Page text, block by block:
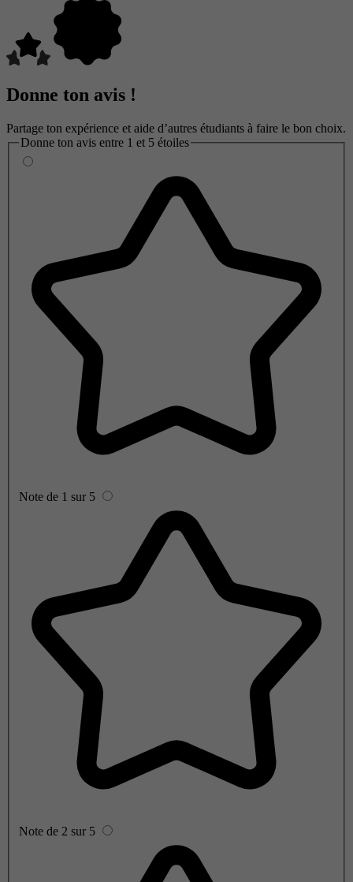
Donne ton avis !
Partage ton expérience et aide d’autres étudiants à faire le bon choix.
Donne ton avis entre 1 et 5 étoiles
Note de 1 sur 5
Note de 2 sur 5